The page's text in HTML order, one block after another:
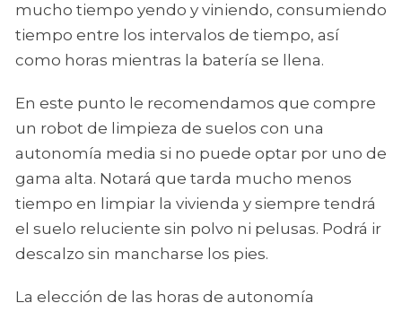
mucho tiempo yendo y viniendo, consumiendo
tiempo entre los intervalos de tiempo, así
como horas mientras la batería se llena.
En este punto le recomendamos que compre
un robot de limpieza de suelos con una
autonomía media si no puede optar por uno de
gama alta. Notará que tarda mucho menos
tiempo en limpiar la vivienda y siempre tendrá
el suelo reluciente sin polvo ni pelusas. Podrá ir
descalzo sin mancharse los pies.
La elección de las horas de autonomía